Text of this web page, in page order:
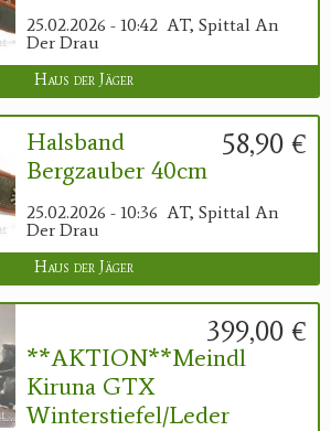
25.02.2026 - 10:42 AT, Spittal An
Der Drau
Haus der Jäger
58,90 €
Halsband
Bergzauber 40cm
25.02.2026 - 10:36 AT, Spittal An
Der Drau
Haus der Jäger
399,00 €
**AKTION**Meindl
Kiruna GTX
Winterstiefel/Leder